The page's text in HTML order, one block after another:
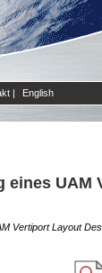
| English
Vertiport Layout